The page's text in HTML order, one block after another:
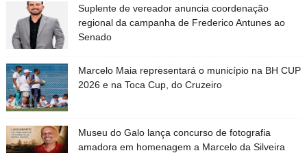
Suplente de vereador anuncia coordenação
regional da campanha de Frederico Antunes ao
Senado
Marcelo Maia representará o município na BH CUP
2026 e na Toca Cup, do Cruzeiro
Museu do Galo lança concurso de fotografia
amadora em homenagem a Marcelo da Silveira